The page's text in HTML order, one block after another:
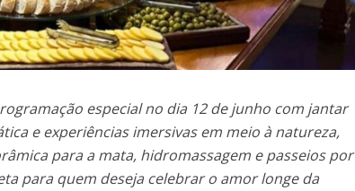
especial no dia 12 de junho com jantar
e experiências imersivas em meio à natureza,
para a mata, hidromassagem e passeios por
para quem deseja celebrar o amor longe da